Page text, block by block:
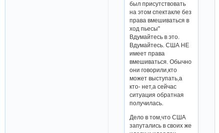
был присутствовать
на этом спектакле без
права вмешиваться в
ход пьесы"
Вдумайтесь в это.
Вдумайтесь. США НЕ
имеет права
вмешиваться. Обычно
они говорили,кто
может выступать,а
кто- нет,а сейчас
ситуация обратная
получилась.
Дело в том,что США
запутались в своих же